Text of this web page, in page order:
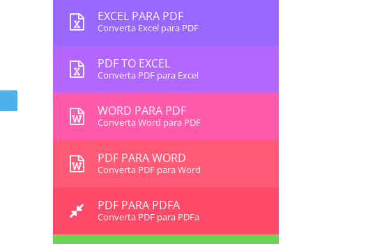
EXCEL PARA PDF
Converta Excel para PDF
PDF TO EXCEL
Converta PDF para Excel
WORD PARA PDF
Converta Word para PDF
PDF PARA WORD
Converta PDF para Word
PDF PARA PDFA
Converta PDF para PDFa